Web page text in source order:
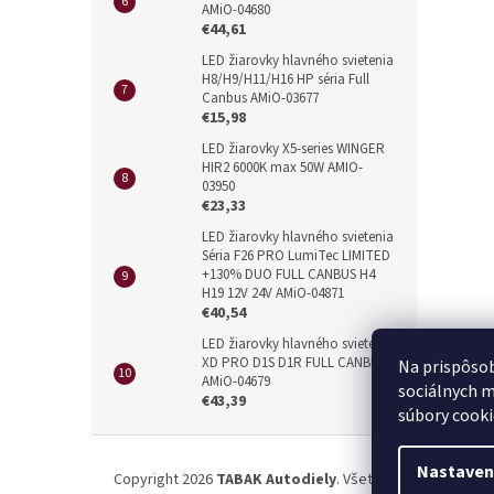
Na
sociálnych
súbory
AMiO-04680
€44,61
LED žiarovky hlavného svietenia
H8/H9/H11/H16 HP séria Full
Canbus AMiO-03677
€15,98
LED žiarovky X5-series WINGER
HIR2 6000K max 50W AMIO-
03950
€23,33
LED žiarovky hlavného svietenia
Séria F26 PRO LumiTec LIMITED
+130% DUO FULL CANBUS H4
H19 12V 24V AMiO-04871
€40,54
LED žiarovky hlavného svietenia
XD PRO D1S D1R FULL CANBUS
AMiO-04679
€43,39
Copyright 2026 TABAK Autodiely. Všetky práva